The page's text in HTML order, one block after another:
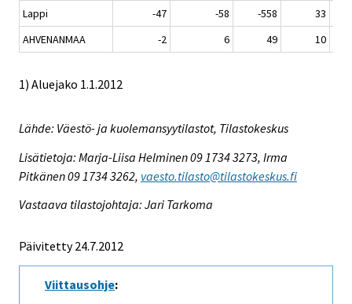
Lappi
-47 -58 -558
33
AHVENANMAA
-2 6 49 10
1) Aluejako 1.1.2012
Lähde: Väestö- ja kuolemansyytilastot, Tilastokeskus
Lisätietoja: Marja-Liisa Helminen 09 1734 3273, Irma
Pitkänen 09 1734 3262, vaesto.tilasto@tilastokeskus.fi
Vastaava tilastojohtaja: Jari Tarkoma
Päivitetty 24.7.2012
Viittausohje: